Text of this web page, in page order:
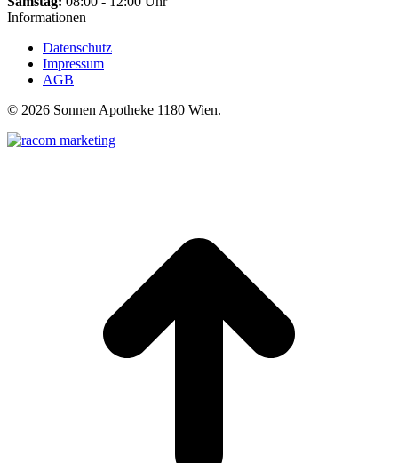
Informationen
Datenschutz
Impressum
AGB
© 2026 Sonnen Apotheke 1180 Wien.